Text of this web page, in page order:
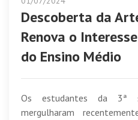
Descoberta da
Renova o
do Ensino Médio
Os estudantes da 3ª
mergulharam